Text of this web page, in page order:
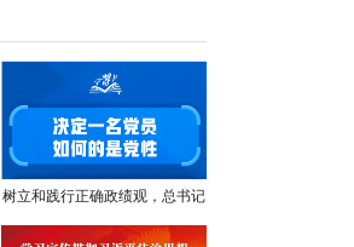
树立和践行正确政绩观，总书记
提出明确要求